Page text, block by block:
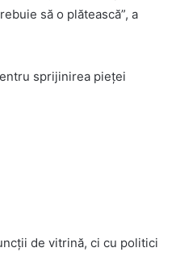
să o plătească”, a
sprijinirea pieței
de vitrină, ci cu politici